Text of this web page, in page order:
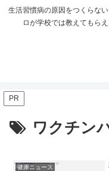
生活習慣病の原因をつくらな
ロが学校では教えてもら
PR
ワクチン
健康ニュース